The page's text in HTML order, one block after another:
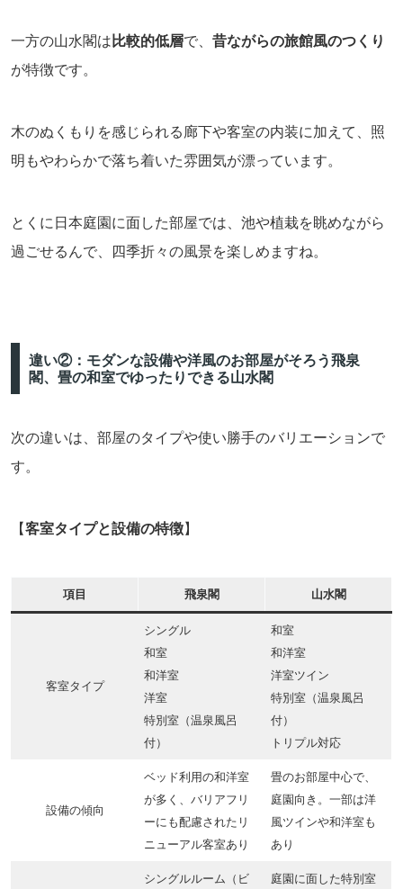
一方の山水閣は 比較的低層で、 昔ながらの旅館風のつくり
が特徴です。
木のぬくもりを感じられる廊下や客室の内装に加えて、照
明もやわらかで落ち着いた雰囲気が漂っています。
とくに日本庭園に面した部屋では、池や植栽を眺めながら
過ごせるんで、四季折々の風景を楽しめますね。
違い②：モダンな設備や洋風のお部屋がそろう飛泉
閣、畳の和室でゆったりできる山水閣
次の違いは、部屋のタイプや使い勝手のバリエーションで
す。
【客室タイプと設備の特徴】
項目 飛泉閣 山水閣
客室タイプ
シングル
和室
和洋室
洋室
特別室（温泉風呂
付）
和室
和洋室
洋室ツイン
特別室（温泉風呂
付）
トリプル対応
設備の傾向
ベッド利用の和洋室
が多く、バリアフリ
ーにも配慮されたリ
ニューアル客室あり
畳のお部屋中心で、
庭園向き。一部は洋
風ツインや和洋室も
あり
シングルルーム（ビ 庭園に面した特別室